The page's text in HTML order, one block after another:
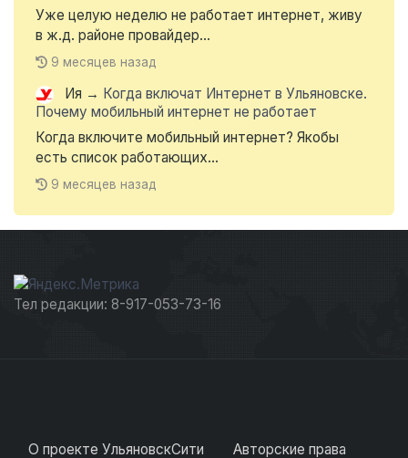
Уже целую неделю не работает интернет, живу
в ж.д. районе провайдер...
9 месяцев назад
Ия → Когда включат Интернет в Ульяновске.
Почему мобильный интернет не работает
Когда включите мобильный интернет? Якобы
есть список работающих...
9 месяцев назад
Тел редакции: 8-917-053-73-16
О проекте УльяновскСити Авторские права